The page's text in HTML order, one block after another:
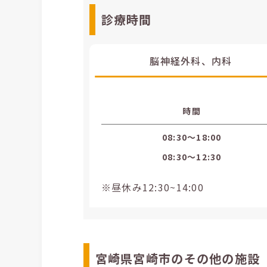
診療時間
脳神経外科、内科
時間
08:30〜18:00
08:30〜12:30
※昼休み12:30~14:00
宮崎県宮崎市のその他の施設